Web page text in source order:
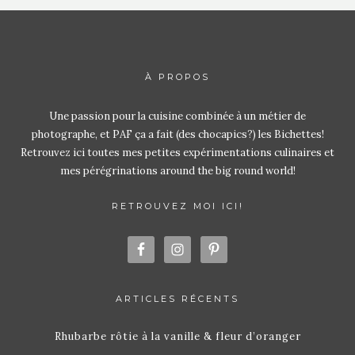
À PROPOS
Une passion pour la cuisine combinée à un métier de
photographe, et PAF ça a fait (des chocapics?) les Bichettes!
Retrouvez ici toutes mes petites expérimentations culinaires et
mes pérégrinations around the big round world!
RETROUVEZ MOI ICI!
ARTICLES RÉCENTS
Rhubarbe rôtie à la vanille & fleur d’oranger